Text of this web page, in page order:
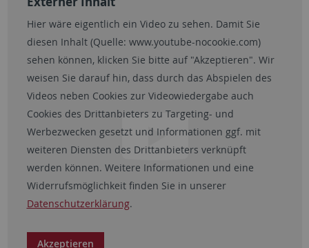
Hier wäre eigentlich ein Video zu sehen. Damit Sie
diesen Inhalt (Quelle: www.youtube-nocookie.com)
sehen können, klicken Sie bitte auf "Akzeptieren". Wir
weisen Sie darauf hin, dass durch das Abspielen des
Videos neben Cookies zur Videowiedergabe auch
Cookies des Drittanbieters zu Targeting- und
Werbezwecken gesetzt und Informationen ggf. mit
weiteren Diensten des Drittanbieters verknüpft
werden können. Weitere Informationen und eine
Widerrufsmöglichkeit finden Sie in unserer
Datenschutzerklärung.
Akzeptieren